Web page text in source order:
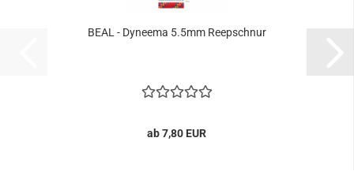
BEAL - Dyneema 5.5mm Reepschnur
ab 7,80 EUR